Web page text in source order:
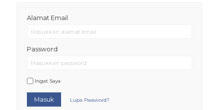
Alamat Email
Password
Ingat Saya
Masuk Lupa Password?